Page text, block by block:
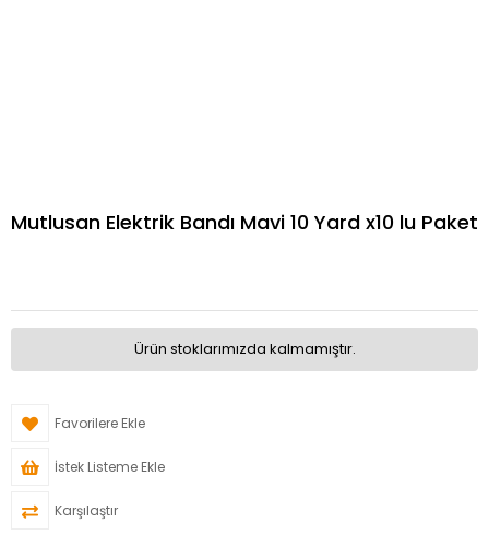
Mutlusan Elektrik Bandı Mavi 10 Yard x10 lu Paket
Ürün stoklarımızda kalmamıştır.
Favorilere Ekle
İstek Listeme Ekle
Karşılaştır